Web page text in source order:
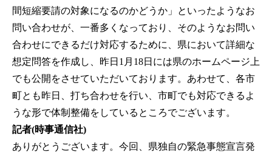
間短縮要請の対象になるのかどうか」といったようなお
問い合わせが、一番多くなっており、そのようなお問い
合わせにできるだけ対応するために、県において詳細な
想定問答を作成し、昨日1月18日には県のホームページ上
でも公開をさせていただいております。あわせて、各市
町とも昨日、打ち合わせを行い、市町でも対応できるよ
うな形で体制整備をしているところでございます。
記者(時事通信社)
ありがとうございます。今回、県独自の緊急事態宣言発